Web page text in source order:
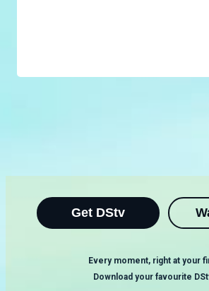
Get DStv
Every moment, right at your
Download your favourite